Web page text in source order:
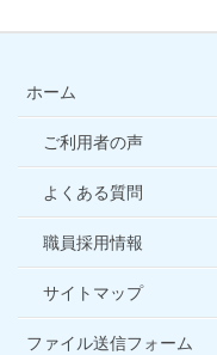
ホーム
ご利用者の声
よくある質問
職員採用情報
サイトマップ
ファイル送信フォーム